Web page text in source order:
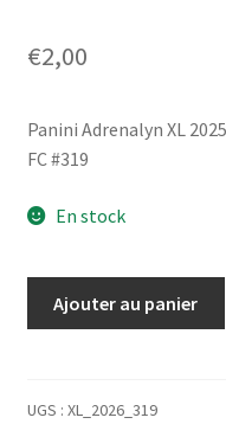
€2,00
Panini Adrenalyn XL
FC #319
En stock
XL
Ajouter au panier
UGS : XL_2026_319